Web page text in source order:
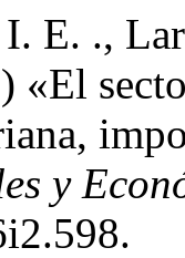
E. .,
«El
y